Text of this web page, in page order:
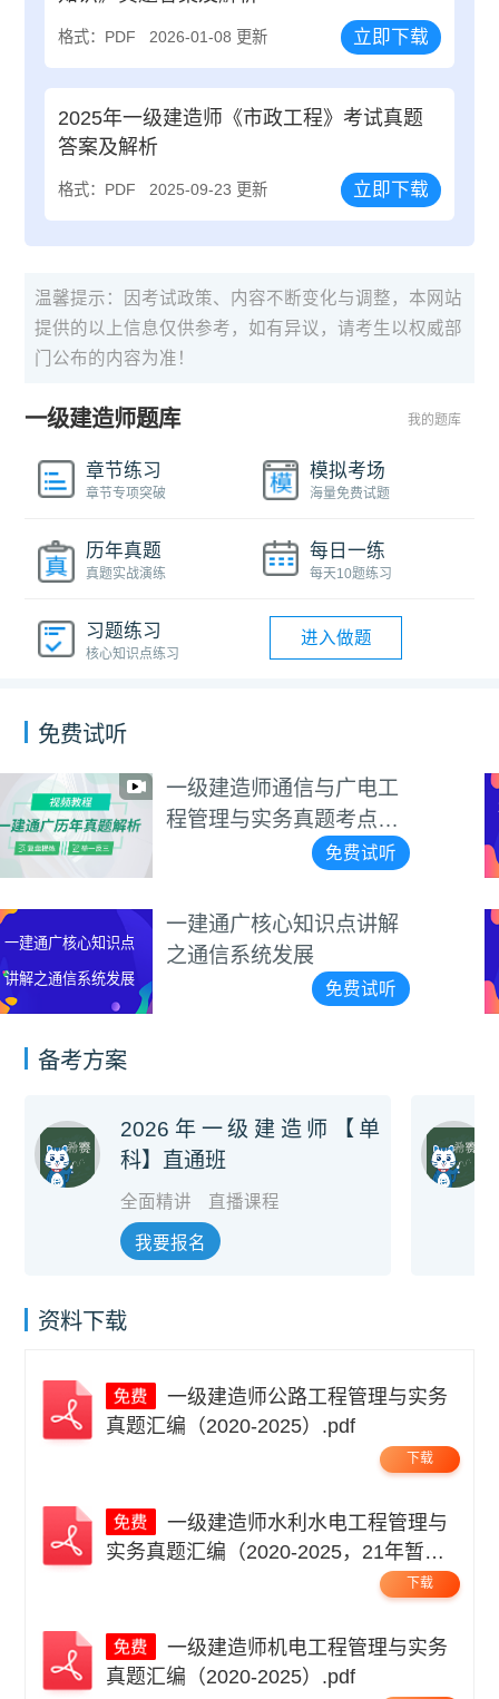
格式：PDF 2026-01-08 更新 立即下载
2025年一级建造师《市政工程》考试真题
答案及解析
格式：PDF 2025-09-23 更新 立即下载
温馨提示：因考试政策、内容不断变化与调整，本网站
提供的以上信息仅供参考，如有异议，请考生以权威部
门公布的内容为准！
一级建造师题库 我的题库
章节练习
章节专项突破
模拟考场
海量免费试题
历年真题
真题实战演练
每日一练
每天10题练习
习题练习
核心知识点练习
进入做题
免费试听
工
班
听
解
听
2023年3月一建《工程
2023年3月一建《工
规》补考卷真题解析
免
一级建造师通信与广
一级建造师通信与广
识点详解
免
备考方案
2026年一级建造师【单
科】直通班
全面精讲 直播课程
我要报名
资料下载
一级建造师公路工程管理与实务
真题汇编（2020-2025）.pdf
下载
一级建造师水利水电工程管理与
实务真题汇编（2020-2025，21年暂
下载
一级建造师机电工程管理与实务
真题汇编（2020-2025）.pdf